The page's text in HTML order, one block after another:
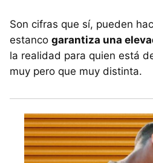
Son cifras que sí, pueden
estanco garantiza una
la realidad para quien está
muy pero que muy distinta.